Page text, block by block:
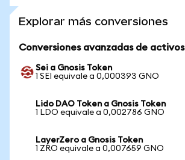
Explorar más conversiones
Conversiones avanzadas de activos
Sei a Gnosis Token
1 SEI equivale a 0,000393 GNO
Lido DAO Token a Gnosis Token
1 LDO equivale a 0,002786 GNO
LayerZero a Gnosis Token
1 ZRO equivale a 0,007659 GNO